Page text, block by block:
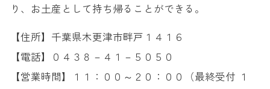
り、お土産として持ち帰ることができる。
【住所】千葉県木更津市畔戸１４１６
【電話】０４３８－４１－５０５０
【営業時間】１１：００～２０：００（最終受付 １